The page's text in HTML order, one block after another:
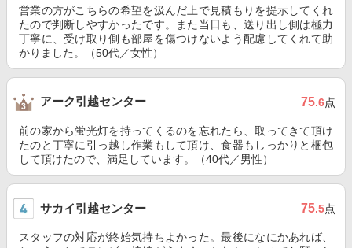
営業の方がこちらの希望を汲んだ上で見積もりを提示してくれ
たので判断しやすかったです。また当日も、送り出し側は極力
丁寧に、受け取り側も部屋を傷つけないよう配慮してくれて助
かりました。（50代／女性）
アーク引越センター 75.6点
前の家から蛍光灯を持ってくるのを忘れたら、取ってきて頂け
たのと丁寧に引っ越し作業もして頂け、食器もしっかりと梱包
して頂けたので、満足しています。（40代／男性）
サカイ引越センター 75.5点
スタッフの対応が終始気持ちよかった。最後になにかあれば、